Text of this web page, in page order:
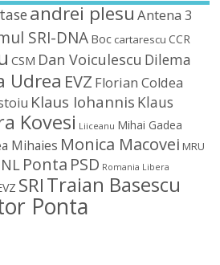
andrei plesuAntena 3
SRI-DNA Boc cartarescu CCR
CSM Dan Voiculescu Dilema
Udrea EVZ Florian Coldea
Klaus Iohannis Klaus
Kovesi Liiceanu Mihai Gadea
Mihaies Monica Macovei MRU
Ponta PSD Romania Libera
SRITraian Basescu
Ponta